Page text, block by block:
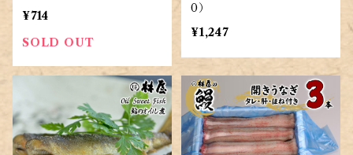
¥714
SOLD OUT
0）
¥1,247